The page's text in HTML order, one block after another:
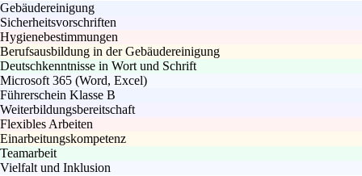
Gebäudereinigung
Sicherheitsvorschriften
Hygienebestimmungen
Berufsausbildung in der Gebäudereinigung
Deutschkenntnisse in Wort und Schrift
Microsoft 365 (Word, Excel)
Führerschein Klasse B
Weiterbildungsbereitschaft
Flexibles Arbeiten
Einarbeitungskompetenz
Teamarbeit
Vielfalt und Inklusion